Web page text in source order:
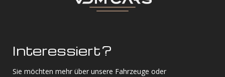
Interessiert?
Sie möchten mehr über unsere Fahrzeuge oder